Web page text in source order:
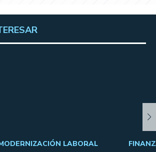
LABORAL